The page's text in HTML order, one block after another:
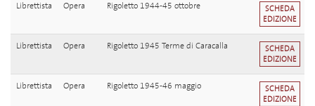
Librettista Opera Rigoletto 1944-45 ottobre
SCHEDA
EDIZIONE
Librettista Opera Rigoletto 1945 Terme di Caracalla
SCHEDA
EDIZIONE
Librettista Opera Rigoletto 1945-46 maggio
SCHEDA
EDIZIONE